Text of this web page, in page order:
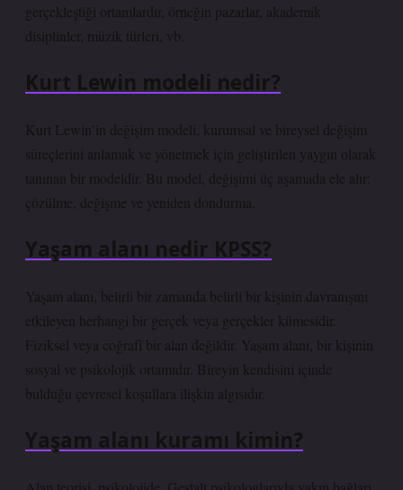
gerçekleştiği ortamlardır, örneğin pazarlar, akademik
disiplinler, müzik türleri, vb.
Kurt Lewin modeli nedir?
Kurt Lewin’in değişim modeli, kurumsal ve bireysel değişim
süreçlerini anlamak ve yönetmek için geliştirilen yaygın olarak
tanınan bir modeldir. Bu model, değişimi üç aşamada ele alır:
çözülme, değişme ve yeniden dondurma.
Yaşam alanı nedir KPSS?
Yaşam alanı, belirli bir zamanda belirli bir kişinin davranışını
etkileyen herhangi bir gerçek veya gerçekler kümesidir.
Fiziksel veya coğrafi bir alan değildir. Yaşam alanı, bir kişinin
sosyal ve psikolojik ortamıdır. Bireyin kendisini içinde
bulduğu çevresel koşullara ilişkin algısıdır.
Yaşam alanı kuramı kimin?